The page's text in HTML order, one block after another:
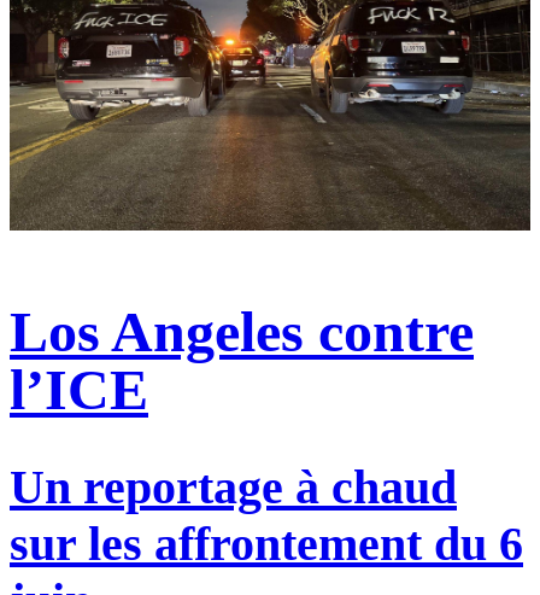
Los Angeles contre
l’ICE
Un reportage à chaud
sur les affrontement du 6